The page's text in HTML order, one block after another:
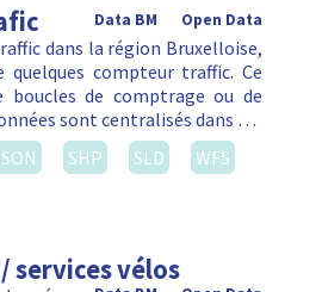
Open Data
Data BM
dans la région Bruxelloise,
quelques compteur traffic. Ce
boucles de comptrage ou de
sont centralisés dans …
SHP SLD
WFS
services vélos